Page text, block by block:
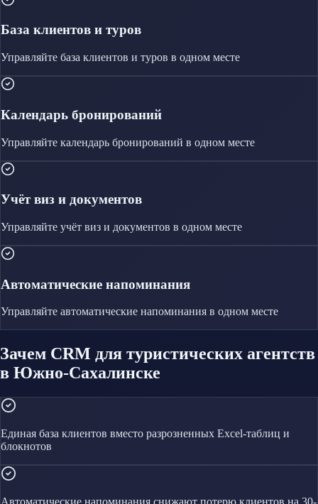
База клиентов и туров
Управляйте база клиентов и туров в одном месте
Календарь бронирований
Управляйте календарь бронирований в одном месте
Учёт виз и документов
Управляйте учёт виз и документов в одном месте
Автоматические напоминания
Управляйте автоматические напоминания в одном месте
Зачем CRM для туристических агентств
в Южно-Сахалинске
Единая база клиентов вместо разрозненных Excel-таблиц и
блокнотов